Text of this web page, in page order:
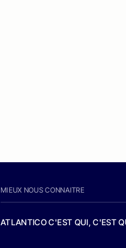
MIEUX NOUS CONNAITRE
ATLANTICO C'EST QUI, C'EST